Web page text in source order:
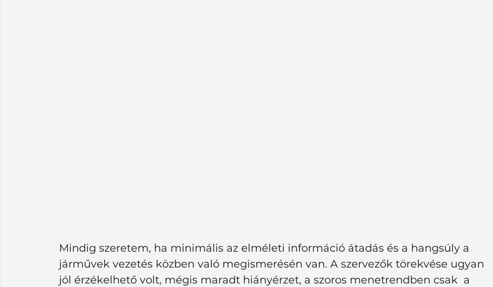
Mindig szeretem, ha minimális az elméleti információ átadás és a hangsúly a
járművek vezetés közben való megismerésén van. A szervezők törekvése ugyan
jól érzékelhető volt, mégis maradt hiányérzet, a szoros menetrendben csak  a